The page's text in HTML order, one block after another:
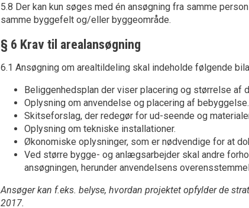
5.8 Der kan kun søges med én ansøgning fra samme
samme byggefelt og/eller byggeområde.
§ 6 Krav til arealansøgning
6.1 Ansøgning om arealtildeling skal indeholde følgende
Beliggenhedsplan der viser placering og størrelse af
Oplysning om anvendelse og placering af bebyggelse.
Skitseforslag, der redegør for ud-seende og
Oplysning om tekniske installationer.
Økonomiske oplysninger, som er nødvendige for at
Ved større bygge- og anlægsarbejder skal andre
ansøgningen, herunder anvendelsens
Ansøger kan f.eks. belyse, hvordan projektet opfylder de
2017.